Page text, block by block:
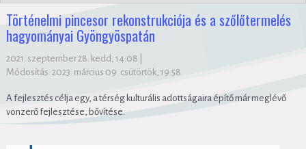
Történelmi pincesor rekonstrukciója és a szőlőtermelés
hagyományai Gyöngyöspatán
2021. szeptember 28. kedd, 14:08
Módosítás: 2023. március 09. csütörtök, 19:58
A fejlesztés célja egy, a térség kulturális adottságaira építő már meglévő
vonzerő fejlesztése, bővítése.